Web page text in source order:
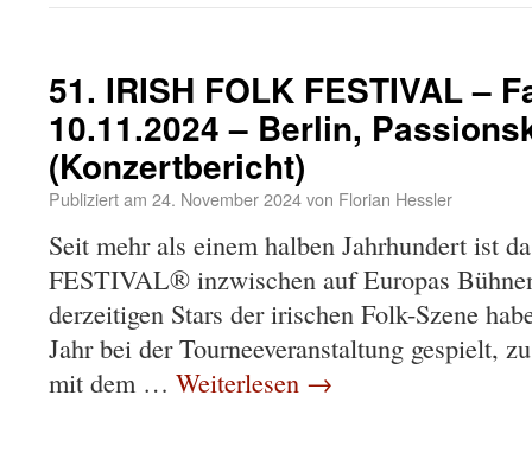
51. IRISH FOLK FESTIVAL –
10.11.2024 – Berlin,
(Konzertbericht)
Publiziert am 24. November 2024von Florian Hessler
Seit mehr als einem halben Jahrhundert ist
FESTIVAL® inzwischen auf Europas
derzeitigen Stars der irischen Folk-Szene
Jahr bei der Tourneeveranstaltung gespielt,
mit dem … Weiterlesen →